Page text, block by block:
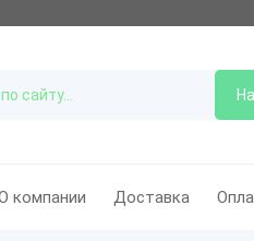
компании Доставка